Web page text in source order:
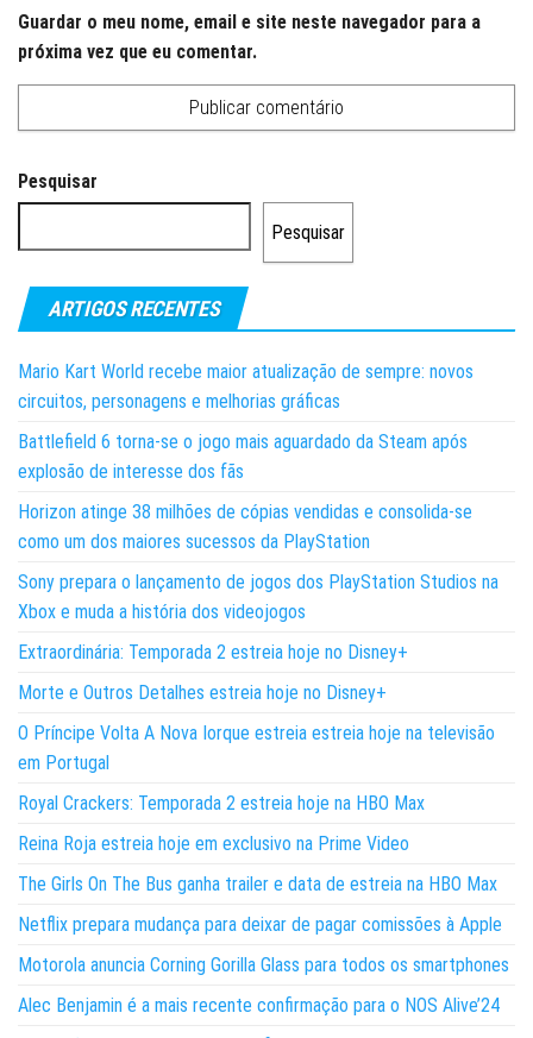
Guardar o meu nome, email e site neste navegador para a
próxima vez que eu comentar.
Pesquisar
Pesquisar
ARTIGOS RECENTES
Mario Kart World recebe maior atualização de sempre: novos
circuitos, personagens e melhorias gráficas
Battlefield 6 torna-se o jogo mais aguardado da Steam após
explosão de interesse dos fãs
Horizon atinge 38 milhões de cópias vendidas e consolida-se
como um dos maiores sucessos da PlayStation
Sony prepara o lançamento de jogos dos PlayStation Studios na
Xbox e muda a história dos videojogos
Extraordinária: Temporada 2 estreia hoje no Disney+
Morte e Outros Detalhes estreia hoje no Disney+
O Príncipe Volta A Nova Iorque estreia estreia hoje na televisão
em Portugal
Royal Crackers: Temporada 2 estreia hoje na HBO Max
Reina Roja estreia hoje em exclusivo na Prime Video
The Girls On The Bus ganha trailer e data de estreia na HBO Max
Netflix prepara mudança para deixar de pagar comissões à Apple
Motorola anuncia Corning Gorilla Glass para todos os smartphones
Alec Benjamin é a mais recente confirmação para o NOS Alive’24